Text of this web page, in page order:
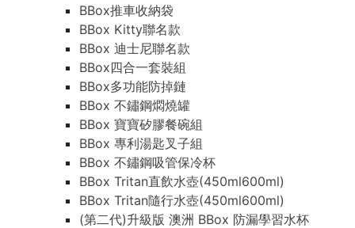
BBox推車收納袋
BBox Kitty聯名款
BBox 迪士尼聯名款
BBox四合一套裝組
BBox多功能防掉鏈
BBox 不鏽鋼燜燒罐
BBox 寶寶矽膠餐碗組
BBox 專利湯匙叉子組
BBox 不鏽鋼吸管保冷杯
BBox Tritan直飲水壺(450ml600ml)
BBox Tritan隨行水壺(450ml600ml)
(第二代)升級版 澳洲 BBox 防漏學習水杯